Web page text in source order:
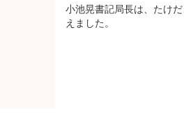
小池晃書記局長は、たけ
えました。